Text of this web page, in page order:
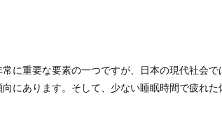
に重要な要素の一つですが、日本の現代社会
にあります。そして、少ない睡眠時間で疲れ